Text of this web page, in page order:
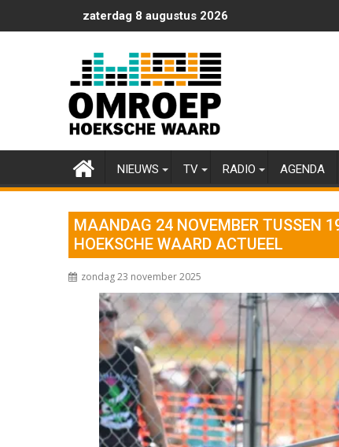
naar
zaterdag 8 augustus 2026
NIEUWS TV RADIO AGENDA
MAANDAG 24 NOVEMBER TUSSEN
HOEKSCHE WAARD ACTUEEL
zondag 23 november 2025